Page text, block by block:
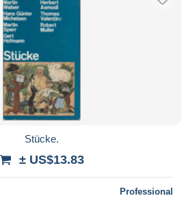
Stücke.
± US$13.83
Professional